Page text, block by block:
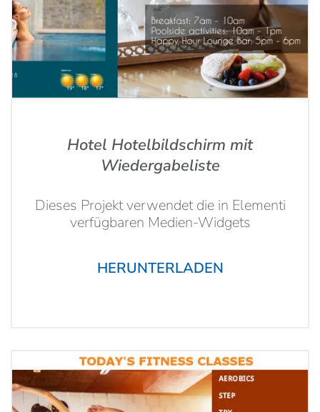
Hotel Hotelbildschirm mit
Wiedergabeliste
Dieses Projekt verwendet die in Elementi
verfügbaren Medien-Widgets
HERUNTERLADEN